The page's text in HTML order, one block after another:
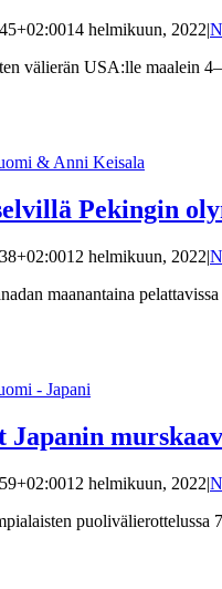
14 helmikuun, 2022|
välierän USA:lle maalein
Pekingin
12 helmikuun, 2022|
maanantaina
12 helmikuun, 2022|
puolivälierottelussa